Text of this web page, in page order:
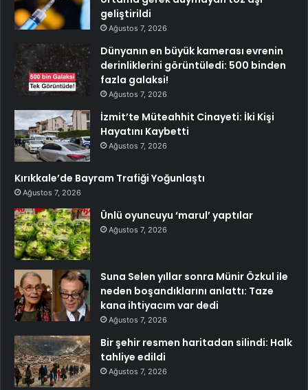
geliştirildi
Ağustos 7, 2026
Dünyanın en büyük kamerası evrenin
derinliklerini görüntüledi: 500 binden
fazla galaksi!
Ağustos 7, 2026
İzmit’te Müteahhit Cinayeti: İki Kişi
Hayatını Kaybetti
Ağustos 7, 2026
Kırıkkale’de Bayram Trafiği Yoğunlaştı
Ağustos 7, 2026
Ünlü oyuncuyu ‘marul’ yaptılar
Ağustos 7, 2026
Suna Selen yıllar sonra Münir Özkul ile
neden boşandıklarını anlattı: Taze
kana ihtiyacım var dedi
Ağustos 7, 2026
Bir şehir resmen haritadan silindi: Halk
tahliye edildi
Ağustos 7, 2026